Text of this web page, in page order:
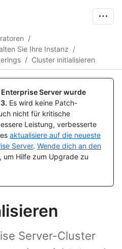
/
Sie Ihre Instanz /
/ Cluster initialisieren
Server wurde
. Es wird keine Patch-
nicht für kritische
Leistung, verbesserte
aktualisiere auf die neueste
Server. Wende dich an den
, um Hilfe zum Upgrade zu
Server-Cluster